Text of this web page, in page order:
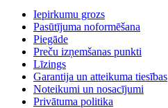
Iepirkumu grozs
Pasūtījuma noformēšana
Piegāde
Preču izņemšanas punkti
Līzings
Garantija un atteikuma tiesības
Noteikumi un nosacījumi
Privātuma politika